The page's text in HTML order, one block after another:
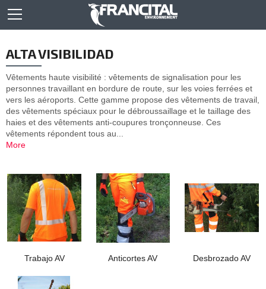
ALTA VISIBILIDAD
Vêtements haute visibilité : vêtements de signalisation pour les
personnes travaillant en bordure de route, sur les voies ferrées et
vers les aéroports. Cette gamme propose des vêtements de travail,
des vêtements spéciaux pour le débroussaillage et le taillage des
haies et des vêtements anti-coupures tronçonneuse. Ces
vêtements répondent tous au...
More
Trabajo AV Anticortes AV Desbrozado AV